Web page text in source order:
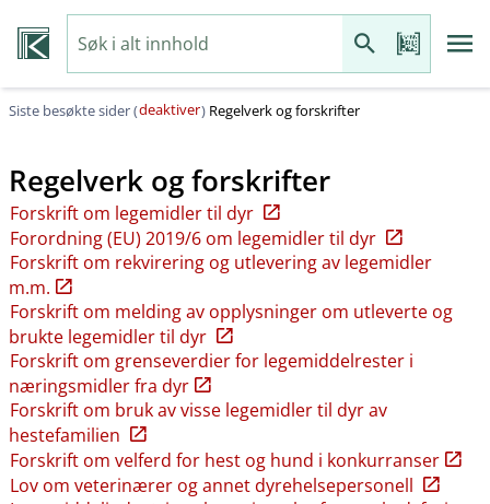
Siste besøkte sider (deaktiver) Regelverk og forskrifter
Regelverk og forskrifter
Forskrift om legemidler til dyr
Forordning (EU) 2019/6 om legemidler til dyr
Forskrift om rekvirering og utlevering av legemidler
m.m.
Forskrift om melding av opplysninger om utleverte og
brukte legemidler til dyr
Forskrift om grenseverdier for legemiddelrester i
næringsmidler fra dyr
Forskrift om bruk av visse legemidler til dyr av
hestefamilien
Forskrift om velferd for hest og hund i konkurranser
Lov om veterinærer og annet dyrehelsepersonell